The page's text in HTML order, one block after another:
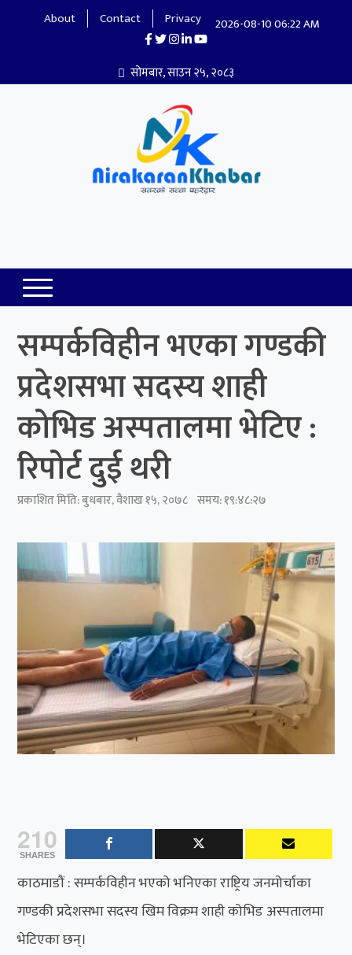
About Contact Privacy 2026-08-10 06:22 AM
सोमबार, साउन २५, २०८३
सम्पर्कविहीन भएका गण्डकी
प्रदेशसभा सदस्य शाही
कोभिड अस्पतालमा भेटिए :
रिपोर्ट दुई थरी
प्रकाशित मिति:बुधबार, वैशाख १५, २०७८ समय: १९:४८:२७
210
SHARES
काठमाडौं : सम्पर्कविहीन भएको भनिएका राष्ट्रिय जनमोर्चाका
गण्डकी प्रदेशसभा सदस्य खिम विक्रम शाही कोभिड अस्पतालमा
भेटिएका छन्।